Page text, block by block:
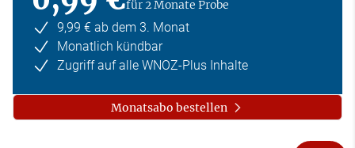
für 2 Monate Probe
9,99 € ab dem 3. Monat
Monatlich kündbar
Zugriff auf alle WNOZ-Plus Inhalte
Monatsabo bestellen